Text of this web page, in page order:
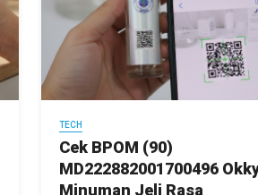
TECH
Cek BPOM (90)
MD222882001700496
Minuman Jeli Rasa